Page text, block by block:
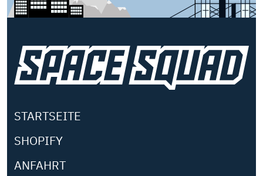
STARTSEITE
SHOPIFY
ANFAHRT